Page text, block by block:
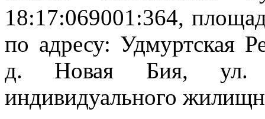
18:17:069001:364,
по адресу: Удмуртская
д. Новая Бия, ул.
индивидуального